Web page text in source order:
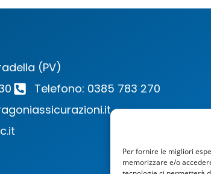
Per fornire le migliori
memorizzare e/o
(PV)
Telefono: 0385 783 270